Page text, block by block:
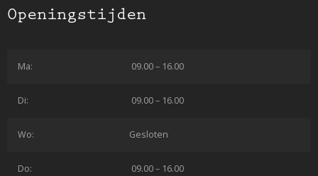
Openingstijden
Ma: 09.00 – 16.00
Di: 09.00 – 16.00
Wo: Gesloten
Do: 09.00 – 16.00